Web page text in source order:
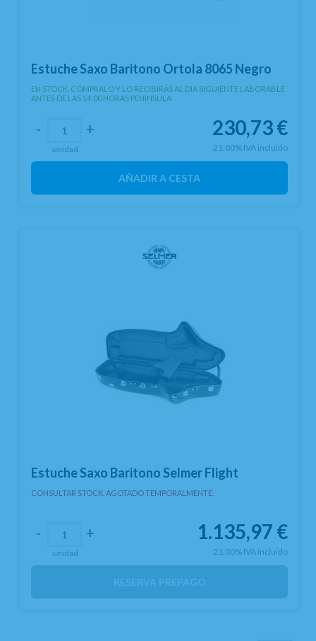
Estuche Saxo Baritono Ortola 8065 Negro
EN STOCK. CÓMPRALO Y LO RECIBIRÁS AL DIA SIGUIENTE LABORABLE
ANTES DE LAS 14:00 HORAS PENINSULA
230,73€
21.00% IVA incluido
- +
unidad
AÑADIR A CESTA
Estuche Saxo Baritono Selmer Flight
CONSULTAR STOCK. AGOTADO TEMPORALMENTE.
1.135,97 €
21.00% IVA incluido
- +
unidad
RESERVA PREPAGO